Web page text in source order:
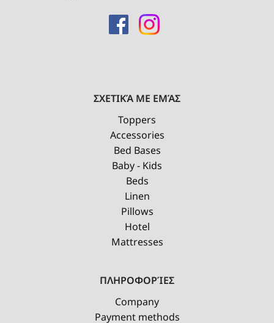
ΣΧΕΤΙΚΆ ΜΕ ΕΜΆΣ
Toppers
Accessories
Bed Bases
Baby - Kids
Beds
Linen
Pillows
Hotel
Mattresses
ΠΛΗΡΟΦΟΡΊΕΣ
Company
Payment methods